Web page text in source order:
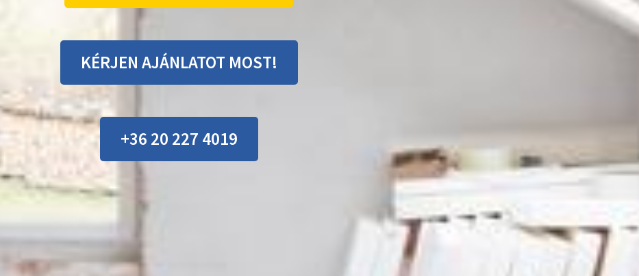
KÉRJEN AJÁNLATOT MOST!
+36 20 227 4019